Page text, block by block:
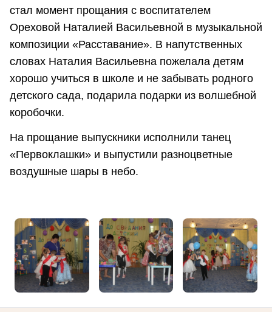
стал момент прощания с воспитателем
Ореховой Наталией Васильевной в музыкальной
композиции «Расставание». В напутственных
словах Наталия Васильевна пожелала детям
хорошо учиться в школе и не забывать родного
детского сада, подарила подарки из волшебной
коробочки.
На прощание выпускники исполнили танец
«Первоклашки» и выпустили разноцветные
воздушные шары в небо.